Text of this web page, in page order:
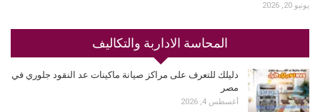
يونيو 20, 2026
المحاسة الاداربة والتكاليف
دليلك للتعرف على مراكز صيانة ماكينات عد النقود جلوري في
مصر
أغسطس 4, 2026